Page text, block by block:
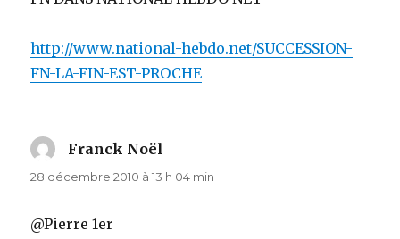
http://www.national-hebdo.net/SUCCESSION-
FN-LA-FIN-EST-PROCHE
Franck Noël
28 décembre 2010 à 13 h 04 min
@Pierre 1er